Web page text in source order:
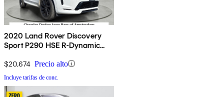
2020 Land Rover Discovery
Sport P290 HSE R-Dynamic
$20,674 Precio alto
Incluye tarifas de conc.